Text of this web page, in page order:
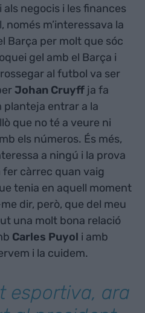
negocis i les finances
m’interessava la
Barça per molt que sóc
gel amb el Barça i
al futbol va ser
Johan Cruyff ja fa
planteja entrar a la
que no té a veure ni
els números. És més,
a ningú i la prova
fer càrrec quan vaig
tenia en aquell moment
dir, però, que del meu
una molt bona relació
Carles Puyol i amb
i la cuidem.
esportiva, ara